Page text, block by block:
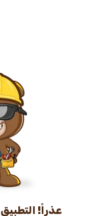
عذراً!